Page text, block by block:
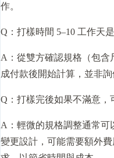
作。
Q：打樣時間 5–10 工作天
A：從雙方確認規格（包含
成付款後開始計算，並非詢
Q：打樣完後如果不滿意，
A：輕微的規格調整通常可
變更設計，可能需要額外